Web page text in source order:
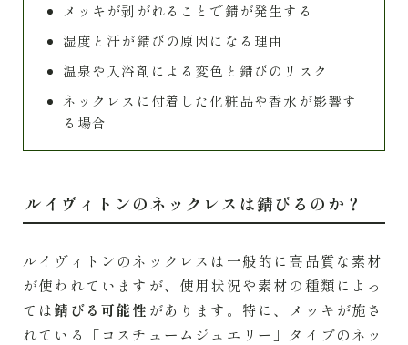
メッキが剥がれることで錆が発生する
湿度と汗が錆びの原因になる理由
温泉や入浴剤による変色と錆びのリスク
ネックレスに付着した化粧品や香水が影響す
る場合
ルイヴィトンのネックレスは錆びるのか？
ルイヴィトンのネックレスは一般的に高品質な素材
が使われていますが、使用状況や素材の種類によっ
ては錆びる可能性 があります。特に、メッキが施さ
れている「コスチュームジュエリー」タイプのネッ